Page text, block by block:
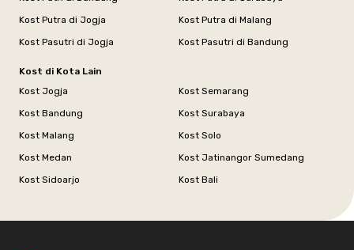
Kost Putra di Jogja
Kost Putra di Malang
Kost Pasutri di Jogja
Kost Pasutri di Bandung
Kost di Kota Lain
Kost Jogja
Kost Semarang
Kost Bandung
Kost Surabaya
Kost Malang
Kost Solo
Kost Medan
Kost Jatinangor Sumedang
Kost Sidoarjo
Kost Bali